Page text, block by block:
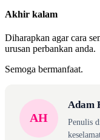
Akhir kalam
Diharapkan agar cara
urusan perbankan anda.
Semoga bermanfaat.
AH
Adam
Penulis